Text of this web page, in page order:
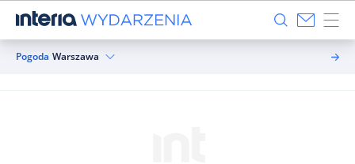
Pogoda Warszawa